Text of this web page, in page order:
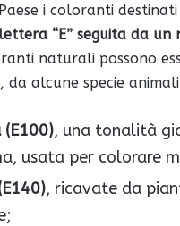
i coloranti
“E” seguita da
naturali possono
da alcune specie
(E100), una tonalità
usata per colorare
, ricavate da